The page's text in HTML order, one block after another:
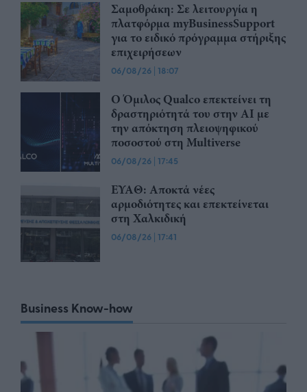
Σαμοθράκη: Σε λειτουργία η
πλατφόρμα myBusinessSupport
για το ειδικό πρόγραμμα στήριξης
επιχειρήσεων
06/08/26 | 18:07
Ο Όμιλος Qualco επεκτείνει τη
δραστηριότητά του στην ΑΙ με
την απόκτηση πλειοψηφικού
ποσοστού στη Multiverse
06/08/26 | 17:45
ΕΥΑΘ: Αποκτά νέες
αρμοδιότητες και επεκτείνεται
στη Χαλκιδική
06/08/26 | 17:41
Business Know-how